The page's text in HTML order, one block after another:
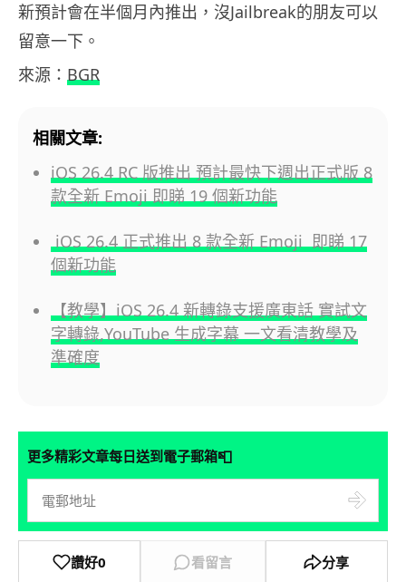
新預計會在半個月內推出，沒Jailbreak的朋友可以
留意一下。
來源： BGR
相關文章:
iOS 26.4 RC 版推出 預計最快下週出正式版 8
款全新 Emoji 即睇 19 個新功能
iOS 26.4 正式推出 8 款全新 Emoji 即睇 17
個新功能
【教學】iOS 26.4 新轉錄支援廣東話 實試文
字轉錄,YouTube 生成字幕 一文看清教學及
準確度
更多精彩文章每日送到電子郵箱📮
讚好0 看留言 分享